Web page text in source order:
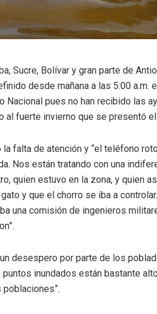
Sucre, Bolívar y gran parte de
desde mañana a las 5:00 a.m.
pues no han recibido las
fuerte invierno que se presentó el
falta de atención y “el teléfono
Nos están tratando con una
quien estuvo en la zona, y quien
y que el chorro se iba a
una comisión de ingenieros
desespero por parte de los
inundados están bastante